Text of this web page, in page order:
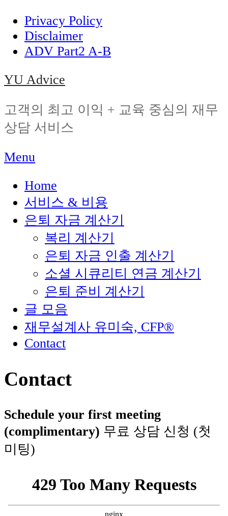
Privacy Policy
Disclaimer
ADV Part2 A-B
YU Advice
고객의 최고 이익 + 교육 중심의 재무
상담 서비스
Skip
content
Menu
Home
서비스 & 비용
은퇴 자금 계산기
복리 계산기
은퇴 자금 인출 계산기
소셜 시큐리티 연금 계산기
은퇴 준비 계산기
글 모음
재무설계사 유미숙, CFP®
Contact
Contact
Schedule your first meeting
(complimentary) 무료 상담 신청 (첫
미팅)